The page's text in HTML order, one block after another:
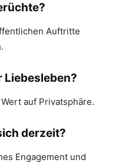
Auftritte
Liebesleben?
auf Privatsphäre.
derzeit?
Engagement und